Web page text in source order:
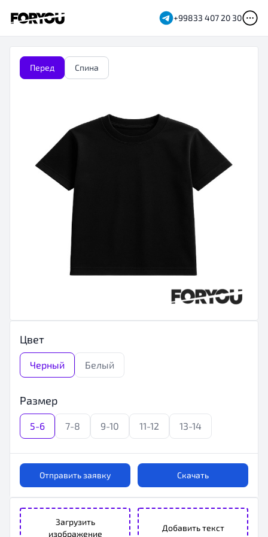
+99833 407 20 30
Загрузить
изображение
Добавить текст
Перед Спина
Цвет
Черный Белый
Размер
5-6 7-8 9-10 11-12 13-14
Отправить заявку Скачать